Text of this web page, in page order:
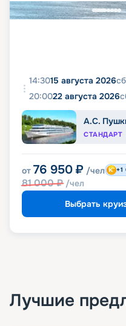
14:3015 августа 2026сб
20:0022 августа 2026
А.С.
СТАНДАРТ
от 76 950 ₽ /чел
81 000₽ /чел
+1
Выбрать
Лучшие